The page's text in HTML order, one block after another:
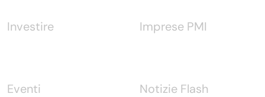
Investire Imprese PMI
Eventi Notizie Flash